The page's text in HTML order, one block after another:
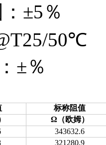
±5％
50℃
±％
标称阻值
Ω（欧姆）
343632.6
321280.9